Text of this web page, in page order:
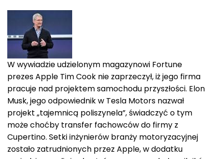
W wywiadzie udzielonym magazynowi Fortune
prezes Apple Tim Cook nie zaprzeczył, iż jego firma
pracuje nad projektem samochodu przyszłości. Elon
Musk, jego odpowiednik w Tesla Motors nazwał
projekt „tajemnicą poliszynela”, świadczyć o tym
może choćby transfer fachowców do firmy z
Cupertino. Setki inżynierów branży motoryzacyjnej
zostało zatrudnionych przez Apple, w dodatku